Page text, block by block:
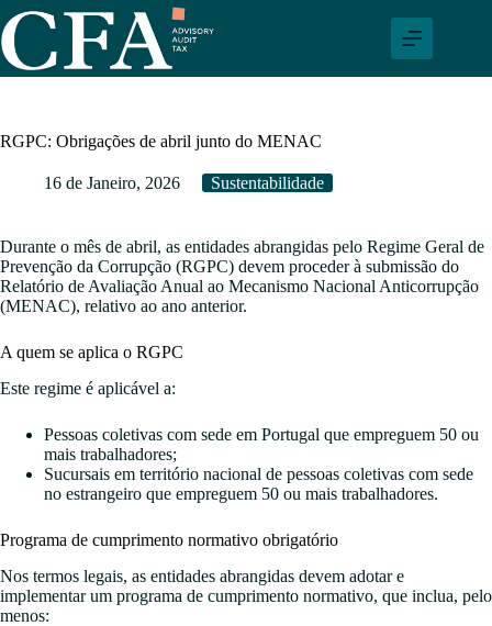
Pular
para
o
conteúdo
RGPC: Obrigações de abril junto do MENAC
16 de Janeiro, 2026 Sustentabilidade
Durante o mês de abril, as entidades abrangidas pelo Regime Geral de
Prevenção da Corrupção (RGPC) devem proceder à submissão do
Relatório de Avaliação Anual ao Mecanismo Nacional Anticorrupção
(MENAC), relativo ao ano anterior.
A quem se aplica o RGPC
Este regime é aplicável a:
Pessoas coletivas com sede em Portugal que empreguem 50 ou
mais trabalhadores;
Sucursais em território nacional de pessoas coletivas com sede
no estrangeiro que empreguem 50 ou mais trabalhadores.
Programa de cumprimento normativo obrigatório
Nos termos legais, as entidades abrangidas devem adotar e
implementar um programa de cumprimento normativo, que inclua, pelo
menos: